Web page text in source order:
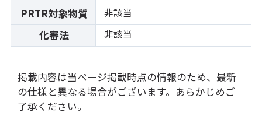
PRTR対象物質 非該当
化審法 非該当
掲載内容は当ページ掲載時点の情報のため、最新
の仕様と異なる場合がございます。あらかじめご
了承ください。